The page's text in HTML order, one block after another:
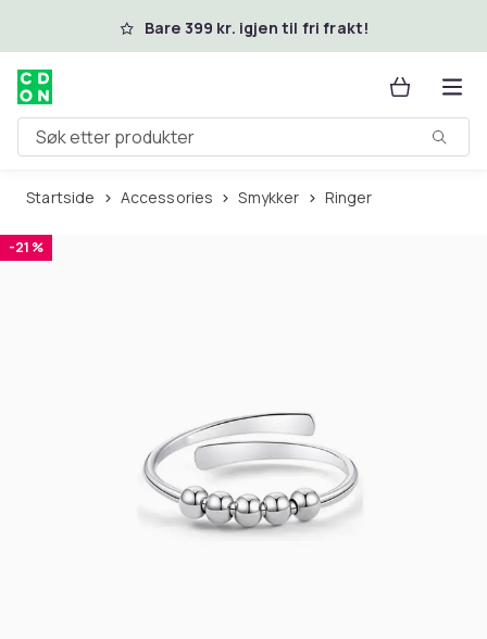
Hopp til hovedinnholdBare 399 kr. igjen til fri frakt!
Søk etter produkter
Startside Accessories Smykker Ringer
-21 %